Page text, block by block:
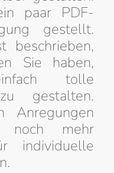
paar PDF-
gestellt.
beschrieben,
Sie haben,
tolle
gestalten.
Anregungen
noch mehr
individuelle